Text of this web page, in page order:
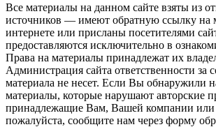
Все материалы на данном сайте взяты из
источников — имеют обратную ссылку на
интернете или присланы посетителями
предоставляются исключительно в
Права на материалы принадлежат их
Администрация сайта ответственности за
материала не несет. Если Вы обнаружили
материалы, которые нарушают авторские
принадлежащие Вам, Вашей компании или
пожалуйста, сообщите нам через форму